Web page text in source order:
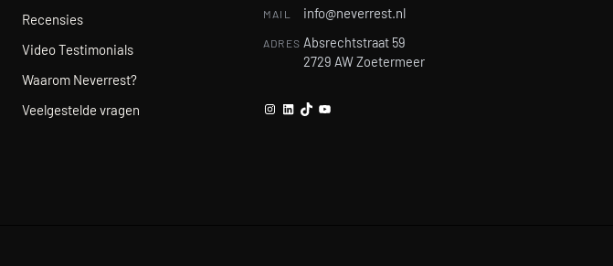
Recensies
Video Testimonials
Waarom Neverrest?
Veelgestelde vragen
MAIL info@neverrest.nl
ADRES Absrechtstraat 59
2729 AW Zoetermeer
Instagram
LinkedIn
TikTokYouTube